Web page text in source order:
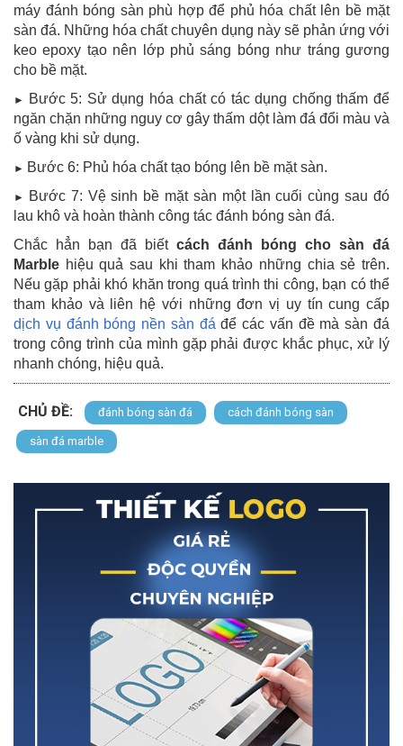
máy đánh bóng sàn phù hợp để phủ hóa chất lên bề mặt
sàn đá. Những hóa chất chuyên dụng này sẽ phản ứng với
keo epoxy tạo nên lớp phủ sáng bóng như tráng gương
cho bề mặt.
►
Bước 5: Sử dụng hóa chất có tác dụng chống thấm để
ngăn chặn những nguy cơ gây thấm dột làm đá đổi màu và
ố vàng khi sử dụng.
► Bước 6: Phủ hóa chất tạo bóng lên bề mặt sàn.
►
Bước 7: Vệ sinh bề mặt sàn một lần cuối cùng sau đó
lau khô và hoàn thành công tác đánh bóng sàn đá.
Chắc hẳn bạn đã biết cách đánh bóng cho sàn đá
Marble hiệu quả sau khi tham khảo những chia sẻ trên.
Nếu gặp phải khó khăn trong quá trình thi công, bạn có thể
tham khảo và liên hệ với những đơn vị uy tín cung cấp
dịch vụ đánh bóng nền sàn đá để các vấn đề mà sàn đá
trong công trình của mình gặp phải được khắc phục, xử lý
nhanh chóng, hiệu quả.
CHỦ ĐỀ: đánh bóng sàn đá cách đánh bóng sàn
sàn đá marble